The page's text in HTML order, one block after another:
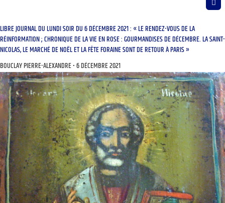
LIBRE JOURNAL DU LUNDI SOIR DU 6 DÉCEMBRE 2021 : « LE RENDEZ-VOUS DE LA
RÉINFORMATION ; CHRONIQUE DE LA VIE EN ROSE : GOURMANDISES DE DÉCEMBRE. LA SAINT-
NICOLAS, LE MARCHÉ DE NOËL ET LA FÊTE FORAINE SONT DE RETOUR À PARIS »
BOUCLAY PIERRE-ALEXANDRE 6 DÉCEMBRE 2021